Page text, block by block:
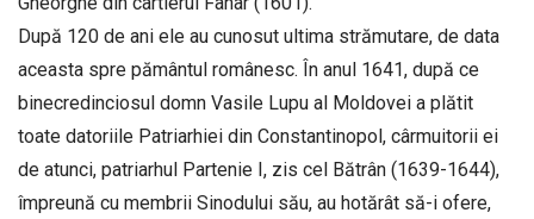
După 120 de ani ele au cunosut ultima strămutare, de data
aceasta spre pământul românesc. În anul 1641, după ce
binecredinciosul domn Vasile Lupu al Moldovei a plătit
toate datoriile Patriarhiei din Constantinopol, cârmuitorii ei
de atunci, patriarhul Partenie I, zis cel Bătrân (1639-1644),
împreună cu membrii Sinodului său, au hotărât să-i ofere,